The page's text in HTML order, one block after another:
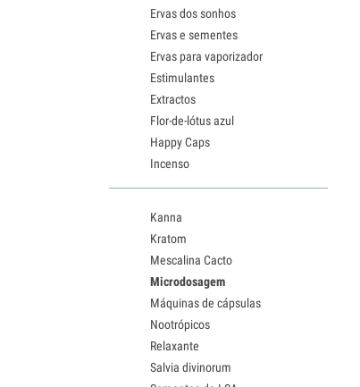
Ervas dos sonhos
Ervas e sementes
Ervas para vaporizador
Estimulantes
Extractos
Flor-de-lótus azul
Happy Caps
Incenso
Kanna
Kratom
Mescalina Cacto
Microdosagem
Máquinas de cápsulas
Nootrópicos
Relaxante
Salvia divinorum